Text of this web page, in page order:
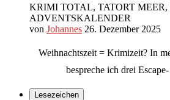
KRIMI TOTAL, TATORT
ADVENTSKALENDER
von Johannes 26. Dezember 2025
Weihnachtszeit = Krimizeit? In
bespreche ich drei
Lesezeichen